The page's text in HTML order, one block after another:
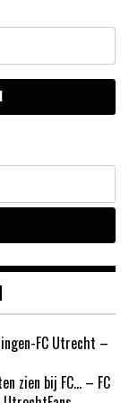
FC Utrecht –
zien bij FC… – FC